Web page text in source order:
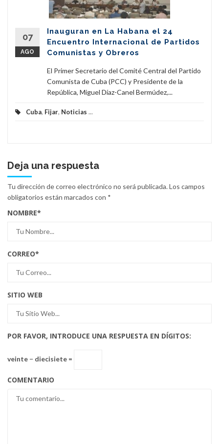
07
AGO
Inauguran en La Habana el 24
Encuentro Internacional de Partidos
Comunistas y Obreros
El Primer Secretario del Comité Central del Partido
Comunista de Cuba (PCC) y Presidente de la
República, Miguel Díaz-Canel Bermúdez,...
Cuba, Fijar, Noticias ...
Deja una respuesta
Tu dirección de correo electrónico no será publicada.Los campos
obligatorios están marcados con *
NOMBRE*
CORREO*
SITIO WEB
POR FAVOR, INTRODUCE UNA RESPUESTA EN DÍGITOS:
veinte − diecisiete =
COMENTARIO